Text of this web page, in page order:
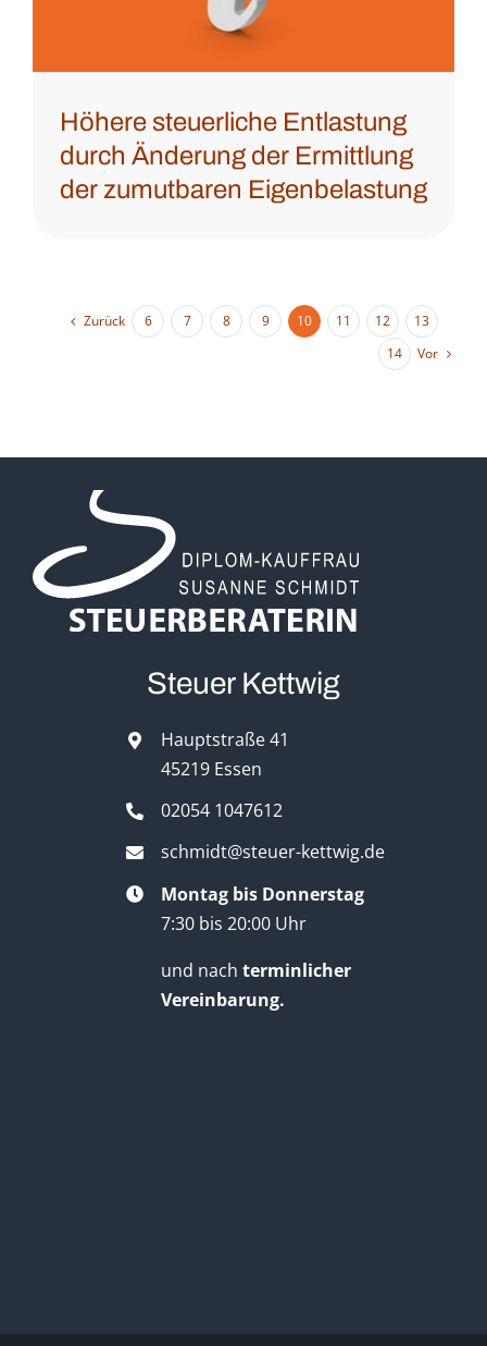
Höhere steuerliche Entlastung
durch Änderung der Ermittlung
der zumutbaren Eigenbelastung
Zurück 6 7 8 9 10 11 12
13
14
Vor
Steuer Kettwig
Hauptstraße 41
45219 Essen
02054 1047612
schmidt@steuer-kettwig.de
Montag bis Donnerstag
7:30 bis 20:00 Uhr
und nachterminlicher
Vereinbarung.